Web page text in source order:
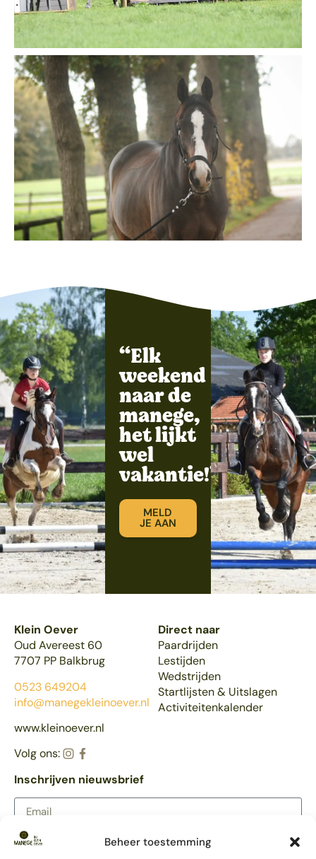
Beheer toestemming
“Elk
weekend
naar de
manege,
het lijkt
wel
vakantie!”
MELD
JE AAN
Klein Oever
Oud Avereest 60
7707 PP Balkbrug
0523 649204
info@manegekleinoever.nl
www.kleinoever.nl
Volg ons:
Direct naar
Paardrijden
Lestijden
Wedstrijden
Startlijsten & Uitslagen
Activiteitenkalender
Inschrijven nieuwsbrief
AANMELDEN